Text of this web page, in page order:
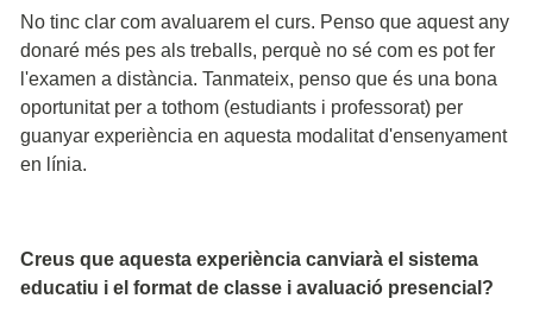
No tinc clar com avaluarem el curs. Penso que aquest any
donaré més pes als treballs, perquè no sé com es pot fer
l'examen a distància. Tanmateix, penso que és una bona
oportunitat per a tothom (estudiants i professorat) per
guanyar experiència en aquesta modalitat d'ensenyament
en línia.
Creus que aquesta experiència canviarà el sistema
educatiu i el format de classe i avaluació presencial?